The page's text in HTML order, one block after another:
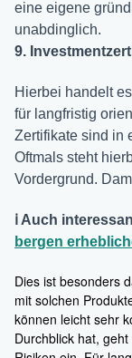
eine eigene
unabdinglich.
9.
Hierbei handelt
für langfristig
Zertifikate sind in
Oftmals steht
Vordergrund.
ℹ️ Auch
bergen
Dies ist besonders
mit solchen
können leicht sehr
Durchblick hat,